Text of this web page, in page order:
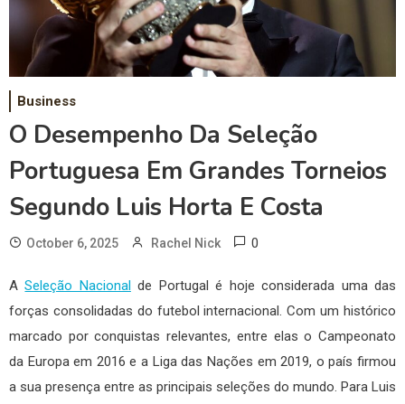
Business
O Desempenho Da Seleção
Portuguesa Em Grandes Torneios
Segundo Luis Horta E Costa
October 6, 2025 Rachel Nick 0
ASeleção Nacionalde Portugal é hoje considerada uma das
forças consolidadas do futebol internacional. Com um histórico
marcado por conquistas relevantes, entre elas o Campeonato
da Europa em 2016 e a Liga das Nações em 2019, o país firmou
a sua presença entre as principais seleções do mundo. Para Luis